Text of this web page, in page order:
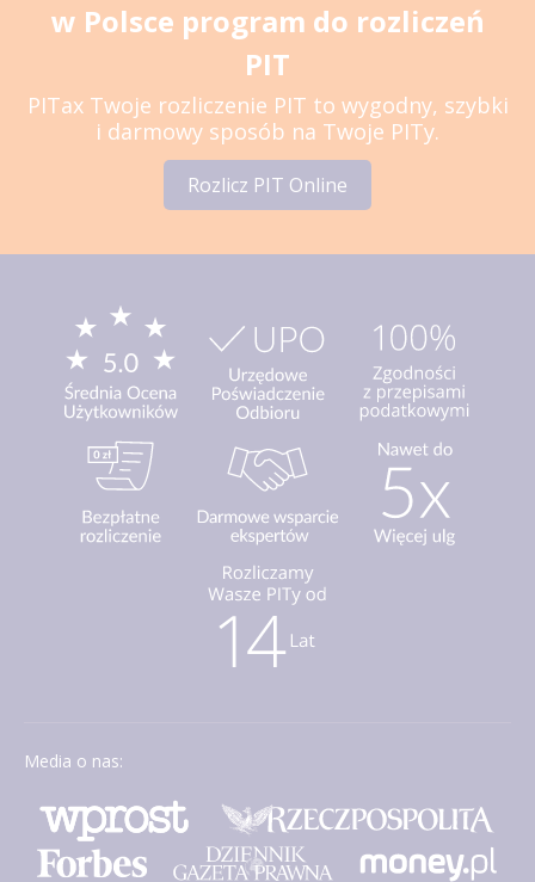
w Polsce program do rozliczeń
PIT
PITax Twoje rozliczenie PIT to wygodny, szybki
i darmowy sposób na Twoje PITy.
Rozlicz PIT Online
Media o nas: